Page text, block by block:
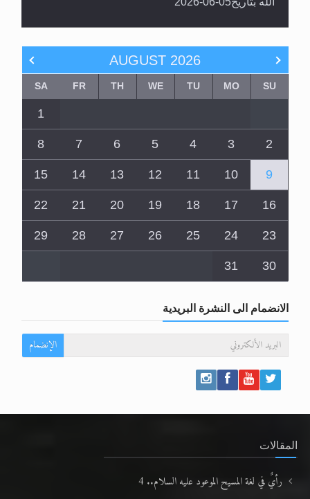
AUGUST 2026
SU
MO
TU
WE
TH
FR
SA
1
2
3
4
5
6
7
8
9
10
11
12
13
14
15
16
17
18
19
20
21
22
23
24
25
26
27
28
29
30
31
الانضمام الى النشرة البريدية
الإنضمام
المقالات
رأيٌ في لغة المسيح الموعود عليه السلام.. 4